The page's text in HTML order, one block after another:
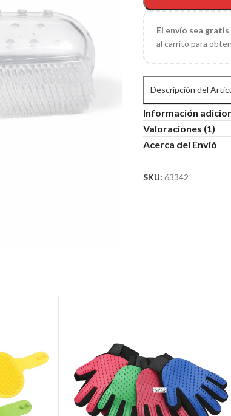
El envío sea
al carrito para
Descripción del
Información
Valoraciones (1)
Acerca del Envió
SKU:63342